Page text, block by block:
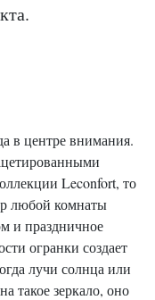
в центре внимания.
Leconfort, то
любой комнаты
и праздничное
огранки создает
лучи солнца или
такое зеркало, оно